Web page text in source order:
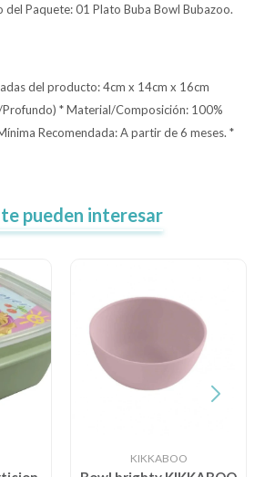
Paquete: 01 Plato Buba Bowl Bubazoo.
del producto: 4cm x 14cm x 16cm
* Material/Composición: 100%
Recomendada: A partir de 6 meses. *
pueden interesar
KIKKABOO